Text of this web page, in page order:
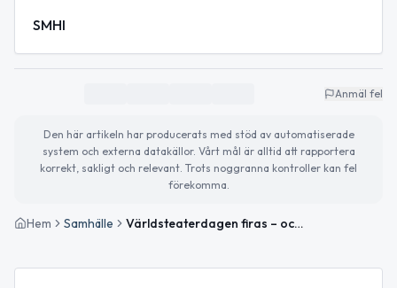
SMHI
Anmäl fel
Den här artikeln har producerats med stöd av automatiserade
system och externa datakällor. Vårt mål är alltid att rapportera
korrekt, sakligt och relevant. Trots noggranna kontroller kan fel
förekomma.
Hem Samhälle Världsteaterdagen firas – och vårväder i Ånge